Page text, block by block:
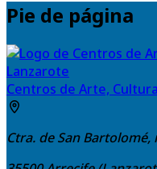
Pie de página
Centros de Arte,
Ctra. de San Bartolomé,